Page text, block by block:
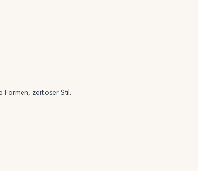
Formen, zeitloser Stil.